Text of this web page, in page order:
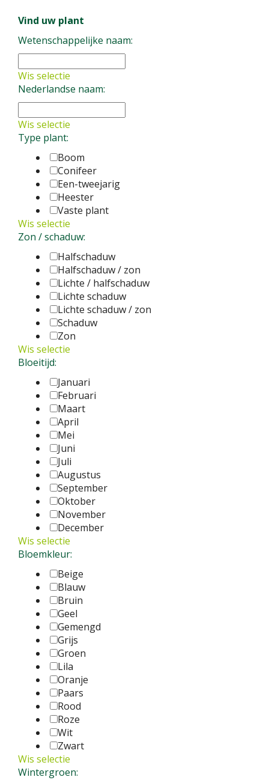
Vind uw plant
Wetenschappelijke naam:
Wis selectie
Nederlandse naam:
Wis selectie
Type plant:
Boom
Conifeer
Een-tweejarig
Heester
Vaste plant
Wis selectie
Zon / schaduw:
Halfschaduw
Halfschaduw / zon
Lichte / halfschaduw
Lichte schaduw
Lichte schaduw / zon
Schaduw
Zon
Wis selectie
Bloeitijd:
Januari
Februari
Maart
April
Mei
Juni
Juli
Augustus
September
Oktober
November
December
Wis selectie
Bloemkleur:
Beige
Blauw
Bruin
Geel
Gemengd
Grijs
Groen
Lila
Oranje
Paars
Rood
Roze
Wit
Zwart
Wis selectie
Wintergroen: